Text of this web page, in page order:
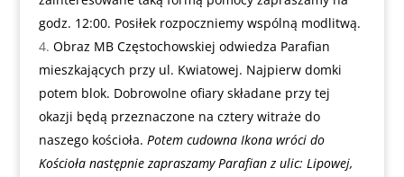
godz. 12:00. Posiłek rozpoczniemy wspólną modlitwą.
Obraz MB Częstochowskiej odwiedza Parafian
mieszkających przy ul. Kwiatowej. Najpierw domki
potem blok. Dobrowolne ofiary składane przy tej
okazji będą przeznaczone na cztery witraże do
naszego kościoła. Potem cudowna Ikona wróci do
Kościoła następnie zapraszamy Parafian z ulic: Lipowej,